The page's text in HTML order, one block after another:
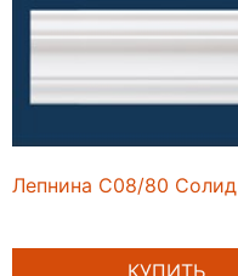
Лепнина C08/80 Солид